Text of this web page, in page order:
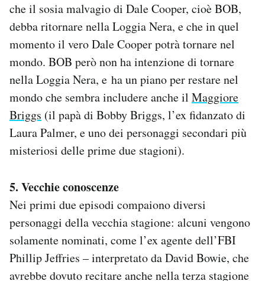
che il sosia malvagio di Dale Cooper, cioè BOB,
debba ritornare nella Loggia Nera, e che in quel
momento il vero Dale Cooper potrà tornare nel
mondo. BOB però non ha intenzione di tornare
nella Loggia Nera, e ha un piano per restare nel
mondo che sembra includere anche il Maggiore
Briggs (il papà di Bobby Briggs, l’ex fidanzato di
Laura Palmer, e uno dei personaggi secondari più
misteriosi delle prime due stagioni).
5. Vecchie conoscenze
Nei primi due episodi compaiono diversi
personaggi della vecchia stagione: alcuni vengono
solamente nominati, come l’ex agente dell’FBI
Phillip Jeffries – interpretato da David Bowie, che
avrebbe dovuto recitare anche nella terza stagione